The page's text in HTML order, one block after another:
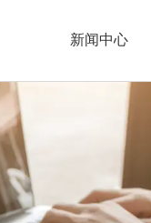
新闻中心